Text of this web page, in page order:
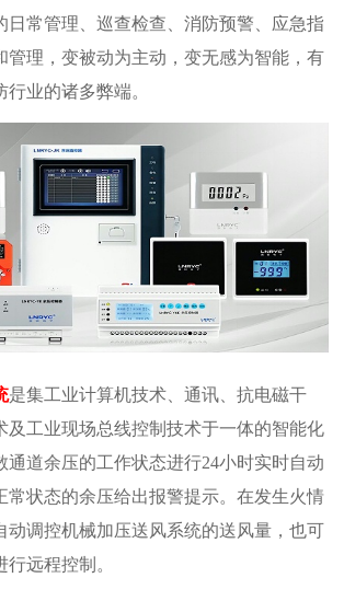
日常管理、巡查检查、消防预警、应急指
管理，变被动为主动，变无感为智能，有
业的诸多弊端。
是集工业计算机技术、通讯、抗电磁干
及工业现场总线控制技术于一体的智能化
通道余压的工作状态进行24小时实时自动
常状态的余压给出报警提示。在发生火情
动调控机械加压送风系统的送风量，也可
远程控制。